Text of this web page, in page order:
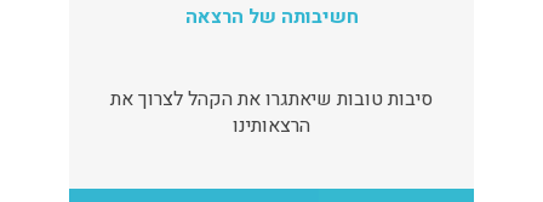
חשיבותה של הרצאה
סיבות טובות שיאתגרו את הקהל לצרוך את
הרצאותינו